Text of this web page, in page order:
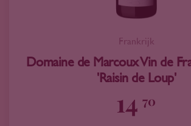
Frankrijk
Domaine de Marcoux Vin de
'Raisin de Loup'
14 70